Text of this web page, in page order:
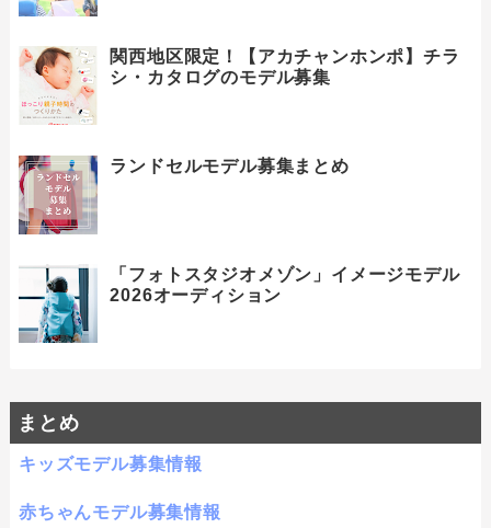
関西地区限定！【アカチャンホンポ】チラ
シ・カタログのモデル募集
ランドセルモデル募集まとめ
「フォトスタジオメゾン」イメージモデル
2026オーディション
まとめ
キッズモデル募集情報
赤ちゃんモデル募集情報